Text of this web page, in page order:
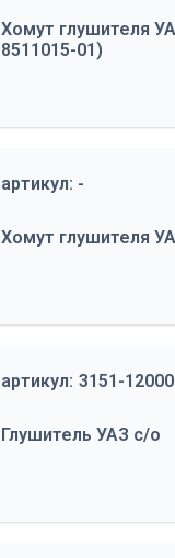
Хомут глушителя
8511015-01)
артикул: -
Хомут глушителя
артикул: 3151-
Глушитель УАЗ с/о